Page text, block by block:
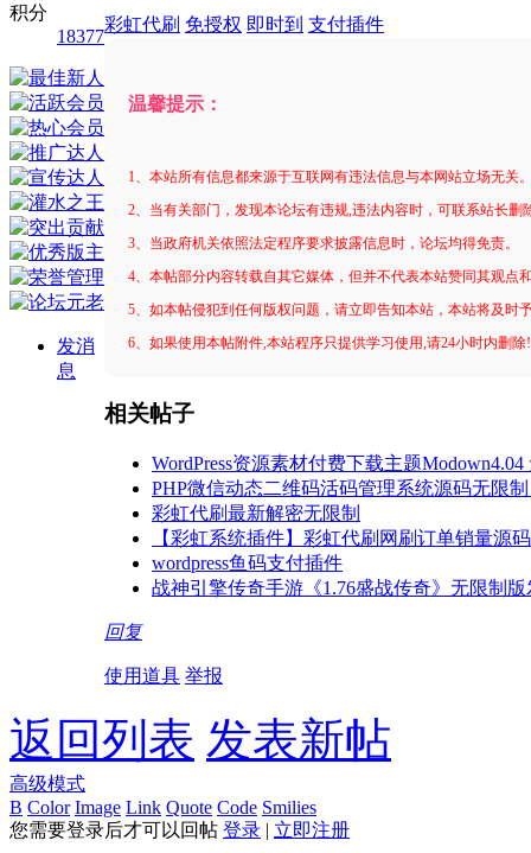
积分
18377
发消
息
彩虹代刷 免授权 即时到 支付插件
温馨提示：
1、本站所有信息都来源于互联网有违法信息与本网站立场无关
2、当有关部门，发现本论坛有违规,违法内容时，可联系站长删
3、当政府机关依照法定程序要求披露信息时，论坛均得免责。
4、本帖部分内容转载自其它媒体，但并不代表本站赞同其观点
5、如本帖侵犯到任何版权问题，请立即告知本站，本站将及时
6、如果使用本帖附件,本站程序只提供学习使用,请24小时内删
相关帖子
WordPress资源素材付费下载主题
PHP微信动态二维码活码管理系统源码无限
彩虹代刷最新解密无限制
【彩虹系统插件】彩虹代刷网刷订单销量源
wordpress鱼码支付插件
战神引擎传奇手游《1.76盛战传奇》无限制
回复
使用道具 举报
返回列表 发表新帖
高级模式
B Color Image Link Quote Code Smilies
您需要登录后才可以回帖 登录 | 立即注册